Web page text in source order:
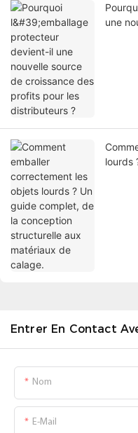
une
lourds
Entrer En Contact
Nom
E-Mail